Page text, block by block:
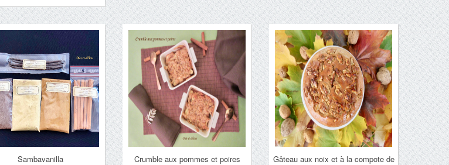
Sambavanilla Crumble aux pommes et poires
Gâteau aux noix et à la compote de